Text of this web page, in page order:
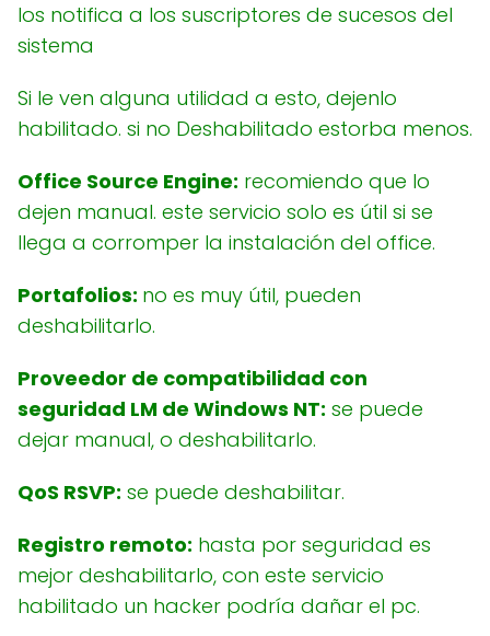
los notifica a los suscriptores de sucesos del
sistema
Si le ven alguna utilidad a esto, dejenlo
habilitado. si no Deshabilitado estorba menos.
Office Source Engine: recomiendo que lo
dejen manual. este servicio solo es útil si se
llega a corromper la instalación del office.
Portafolios: no es muy útil, pueden
deshabilitarlo.
Proveedor de compatibilidad con
seguridad LM de Windows NT: se puede
dejar manual, o deshabilitarlo.
QoS RSVP: se puede deshabilitar.
Registro remoto: hasta por seguridad es
mejor deshabilitarlo, con este servicio
habilitado un hacker podría dañar el pc.